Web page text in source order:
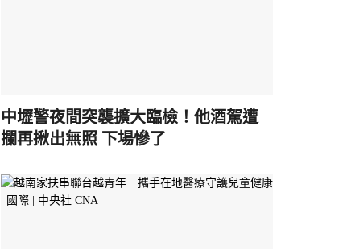
中壢警夜間突襲擴大臨檢！他酒駕遭
攔再揪出無照 下場慘了